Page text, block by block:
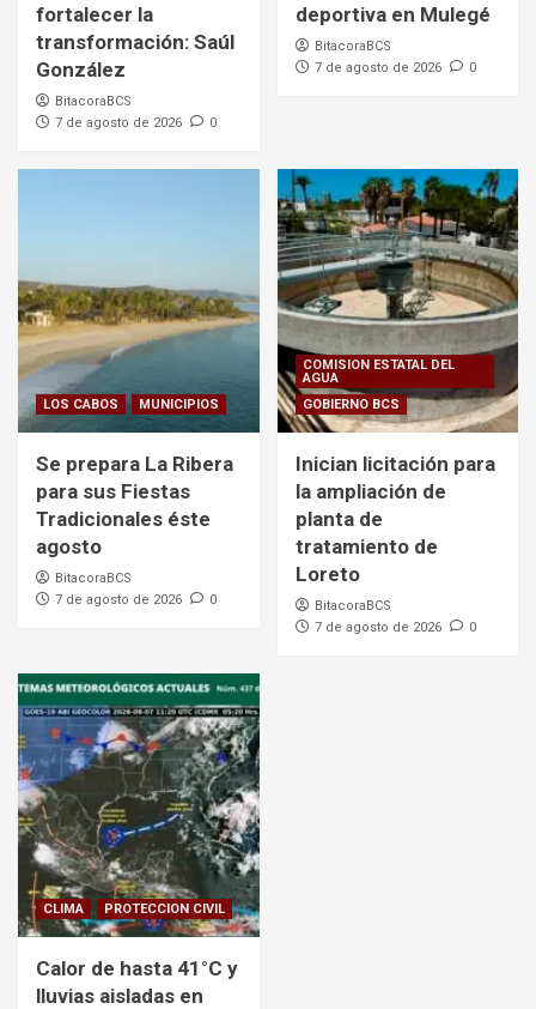
fortalecer la
transformación: Saúl
González
BitacoraBCS
7 de agosto de 2026
0
deportiva en Mulegé
BitacoraBCS
7 de agosto de 2026
0
LOS CABOS MUNICIPIOS
Se prepara La Ribera
para sus Fiestas
Tradicionales éste
agosto
BitacoraBCS
7 de agosto de 2026
0
COMISION ESTATAL DEL
AGUA
GOBIERNO BCS
Inician licitación para
la ampliación de
planta de
tratamiento de
Loreto
BitacoraBCS
7 de agosto de 2026
0
CLIMA PROTECCION CIVIL
Calor de hasta 41°C y
lluvias aisladas en